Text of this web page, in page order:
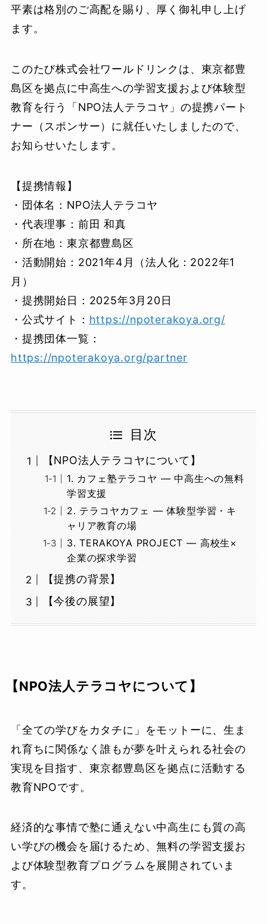
平素は格別のご高配を賜り、厚く御礼申し上げ
ます。
このたび株式会社ワールドリンクは、東京都豊
島区を拠点に中高生への学習支援および体験型
教育を行う「NPO法人テラコヤ」の提携パート
ナー（スポンサー）に就任いたしましたので、
お知らせいたします。
【提携情報】
・団体名：NPO法人テラコヤ
・代表理事：前田 和真
・所在地：東京都豊島区
・活動開始：2021年4月（法人化：2022年1
月）
・提携開始日：2025年3月20日
・公式サイト： https://npoterakoya.org/
・提携団体一覧：
https://npoterakoya.org/partner
目次
【NPO法人テラコヤについて】
1. カフェ塾テラコヤ — 中高生への無料
学習支援
2. テラコヤカフェ — 体験型学習・キ
ャリア教育の場
3. TERAKOYA PROJECT — 高校生×
企業の探求学習
【提携の背景】
【今後の展望】
【NPO法人テラコヤについて】
「全ての学びをカタチに」をモットーに、生ま
れ育ちに関係なく誰もが夢を叶えられる社会の
実現を目指す、東京都豊島区を拠点に活動する
教育NPOです。
経済的な事情で塾に通えない中高生にも質の高
い学びの機会を届けるため、無料の学習支援お
よび体験型教育プログラムを展開されていま
す。